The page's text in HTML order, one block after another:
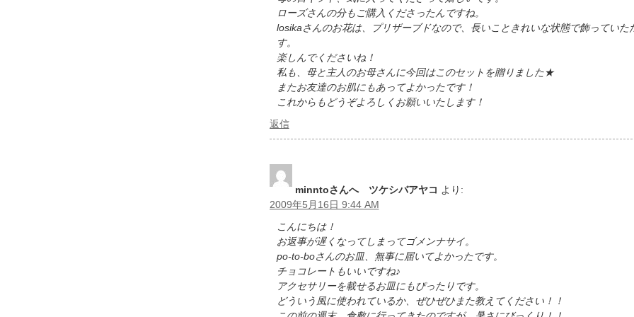
ローズさんの分もご購入くださったんですね。
losikaさんのお花は、プリザーブドなので、長いこときれいな状態で飾っていた
す。
楽しんでくださいね！
私も、母と主人のお母さんに今回はこのセットを贈りました★
またお友達のお肌にもあってよかったです！
これからもどうぞよろしくお願いいたします！
返信
minntoさんへ ツケシバアヤコ より:
2009年5月16日 9:44 AM
こんにちは！
お返事が遅くなってしまってゴメンナサイ。
po-to-boさんのお皿、無事に届いてよかったです。
チョコレートもいいですね♪
アクセサリーを載せるお皿にもぴったりです。
どういう風に使われているか、ぜひぜひまた教えてください！！